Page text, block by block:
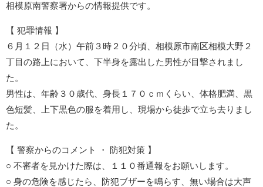
相模原南警察署からの情報提供です。
【 犯罪情報 】
６月１２日（水）午前３時２０分頃、相模原市南区相模大野２
丁目の路上において、下半身を露出した男性が目撃されまし
た。
男性は、年齢３０歳代、身長１７０ｃｍくらい、体格肥満、黒
色短髪、上下黒色の服を着用し、現場から徒歩で立ち去りまし
た。
【 警察からのコメント ・ 防犯対策 】
○ 不審者を見かけた際は、１１０番通報をお願いします。
○ 身の危険を感じたら、防犯ブザーを鳴らす、無い場合は大声